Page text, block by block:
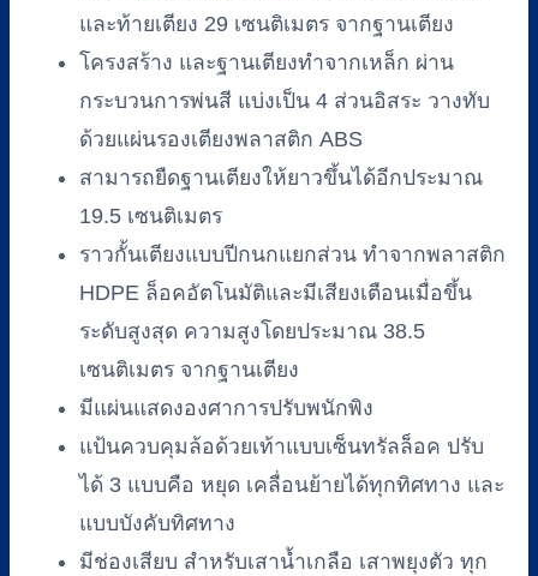
และท้ายเตียง 29 เซนติเมตร จากฐานเตียง
โครงสร้าง และฐานเตียงทำจากเหล็ก ผ่าน
กระบวนการพ่นสี แบ่งเป็น 4 ส่วนอิสระ วางทับ
ด้วยแผ่นรองเตียงพลาสติก ABS
สามารถยืดฐานเตียงให้ยาวขึ้นได้อีกประมาณ
19.5 เซนติเมตร
ราวกั้นเตียงแบบปีกนกแยกส่วน ทำจากพลาสติก
HDPE ล็อคอัตโนมัติและมีเสียงเตือนเมื่อขึ้น
ระดับสูงสุด ความสูงโดยประมาณ 38.5
เซนติเมตร จากฐานเตียง
มีแผ่นแสดงองศาการปรับพนักพิง
แป้นควบคุมล้อด้วยเท้าแบบเซ็นทรัลล็อค ปรับ
ได้ 3 แบบคือ หยุด เคลื่อนย้ายได้ทุกทิศทาง และ
แบบบังคับทิศทาง
มีช่องเสียบ สำหรับเสาน้ำเกลือ เสาพยุงตัว ทุก